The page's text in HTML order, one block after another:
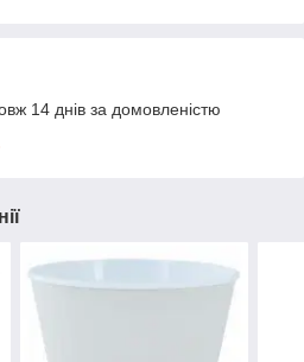
14 днів за домовленістю